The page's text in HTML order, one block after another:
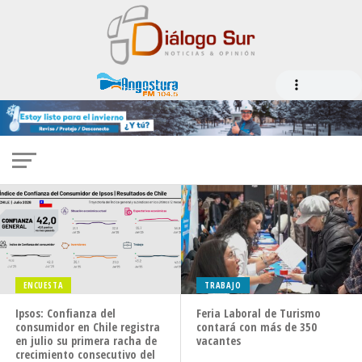
SALUD
al comprar juguetes
ENCUESTA
Ipsos: Confianza del
consumidor en Chile registra
en julio su primera racha de
crecimiento consecutivo del
TRABAJO
Feria Laboral de Turismo
contará con más de 350
vacantes